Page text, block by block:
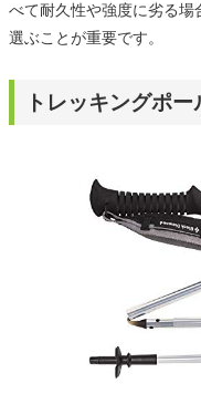
べて耐久性や強度に劣る場
選ぶことが重要です。
トレッキングポ